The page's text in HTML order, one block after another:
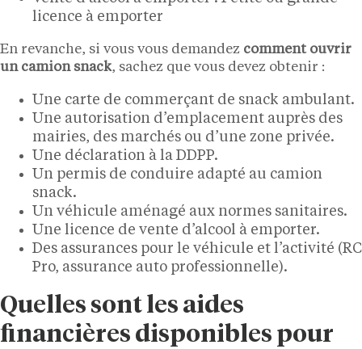
licence à emporter
En revanche, si vous vous demandez comment ouvrir
un camion snack, sachez que vous devez obtenir :
Une carte de commerçant de snack ambulant.
Une autorisation d’emplacement auprès des
mairies, des marchés ou d’une zone privée.
Une déclaration à la DDPP.
Un permis de conduire adapté au camion
snack.
Un véhicule aménagé aux normes sanitaires.
Une licence de vente d’alcool à emporter.
Des assurances pour le véhicule et l’activité (RC
Pro, assurance auto professionnelle).
Quelles sont les aides
financières disponibles pour